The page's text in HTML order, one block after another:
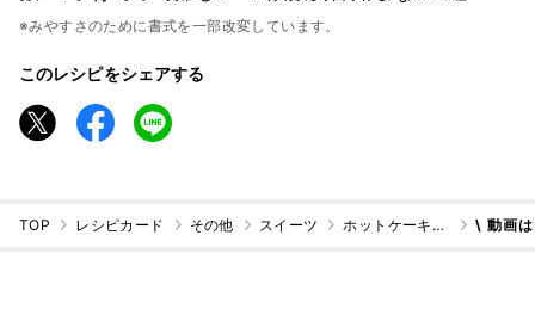
※みやすさのために書式を一部改変しています。
このレシピをシェアする
TOP レシピカード その他 スイーツ ホットケーキミックス \ 動画